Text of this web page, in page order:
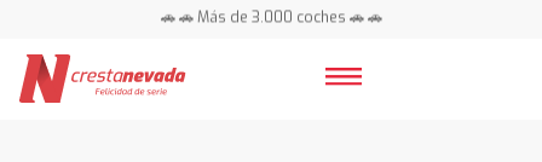
🚗 🚗 Más de 3.000 coches 🚗 🚗